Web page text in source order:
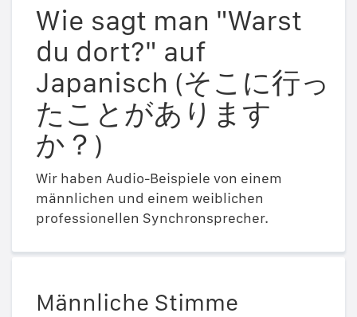
Wie sagt man "Warst
du dort?" auf
Japanisch (そこに行っ
たことがあります
か？)
Wir haben Audio-Beispiele von einem
männlichen und einem weiblichen
professionellen Synchronsprecher.
Männliche Stimme